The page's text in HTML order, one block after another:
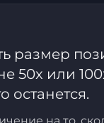
размер
50x или
останется.